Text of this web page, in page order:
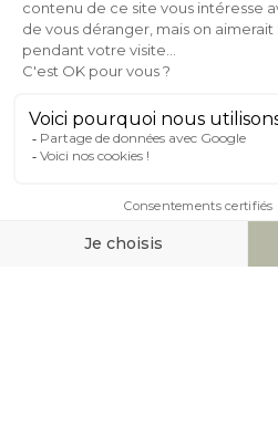
Expéditionen
24/72h
À PROPOS DE MILIBOO